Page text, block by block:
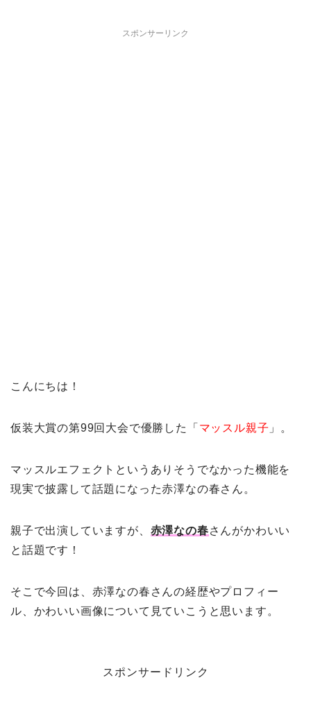
スポンサーリンク
こんにちは！
仮装大賞の第99回大会で優勝した「 マッスル親子 」。
マッスルエフェクトというありそうでなかった機能を
現実で披露して話題になった赤澤なの春さん。
親子で出演していますが、 赤澤なの春さんがかわいい
と話題です！
そこで今回は、赤澤なの春さんの経歴やプロフィー
ル、かわいい画像について見ていこうと思います。
スポンサードリンク